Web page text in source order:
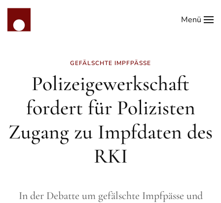
Zum Hauptinhalt springen
Menü
GEFÄLSCHTE IMPFPÄSSE
Polizeigewerkschaft
fordert für Polizisten
Zugang zu Impfdaten des
RKI
In der Debatte um gefälschte Impfpässe und